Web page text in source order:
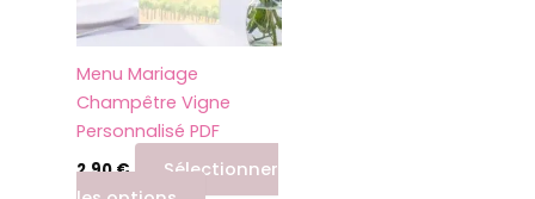
Menu Mariage
Champêtre Vigne
Personnalisé PDF
2,90€
Sélectionner